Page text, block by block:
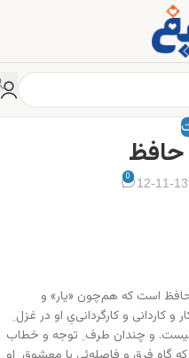
0
است که هم‌چون «یار» و
و کاردانی و کارگردانی‌یِ او در غزل
نیست. و چندان طرف ِ توجه و خطاب